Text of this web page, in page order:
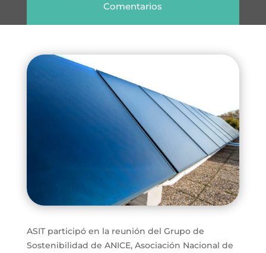
Comentarios
ASIT participó en la reunión del Grupo de
Sostenibilidad de ANICE, Asociación Nacional de